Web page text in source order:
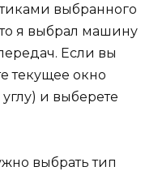
выбранного
я выбрал машину
Если вы
текущее окно
и выберете
выбрать тип